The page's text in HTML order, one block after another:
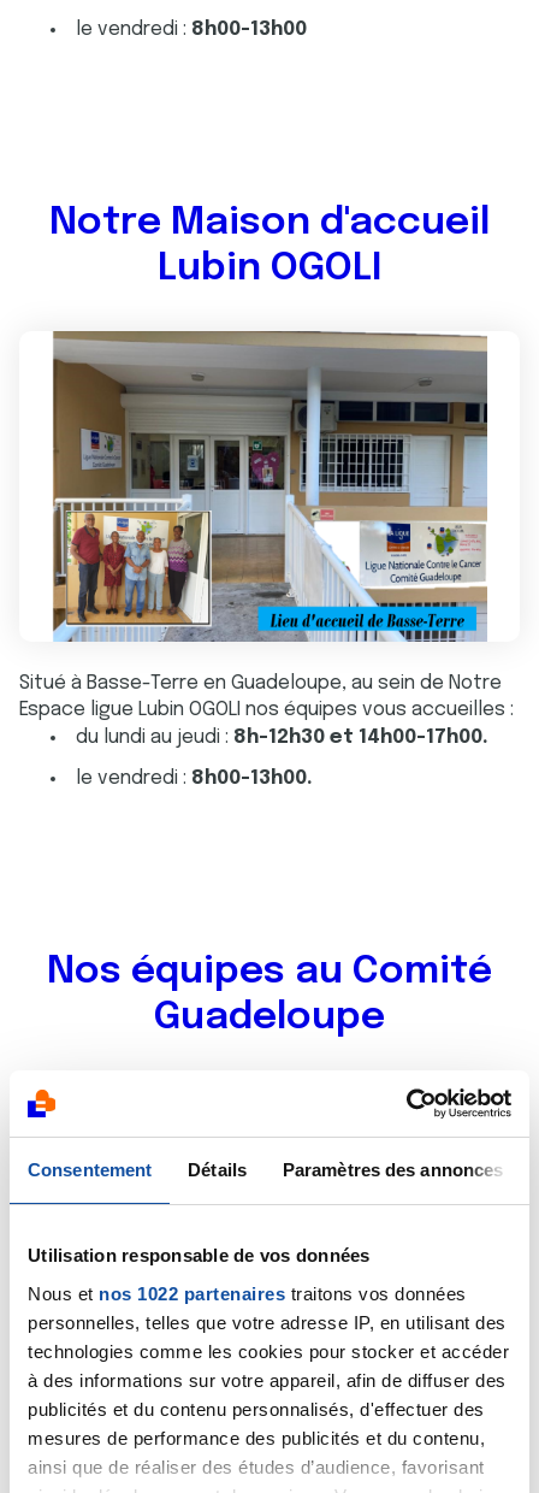
Consentement Détails Paramètres des annonces
Utilisation responsable de vos données
Nous et nos 1022 partenaires traitons vos données
personnelles, telles que votre adresse IP, en utilisant des
technologies comme les cookies pour stocker et accéder
à des informations sur votre appareil, afin de diffuser des
publicités et du contenu personnalisés, d'effectuer des
mesures de performance des publicités et du contenu,
ainsi que de réaliser des études d’audience, favorisant
le vendredi : 8h00-13h00
Notre Maison d'accueil
Lubin OGOLI
Situé à Basse-Terre en Guadeloupe, au sein de Notre
Espace ligue Lubin OGOLI nos équipes vous accueilles :
du lundi au jeudi : 8h-12h30 et 14h00-17h00.
le vendredi : 8h00-13h00.
Nos équipes au Comité
Guadeloupe
Thérèse MARIANNE-
PEPIN
Présidente
Sarah CABARRUS
DEROCHE
1ere Vice-Présidente